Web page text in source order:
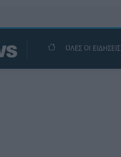
ΟΛΕΣ ΟΙ ΕΙΔΗΣΕΙΣ